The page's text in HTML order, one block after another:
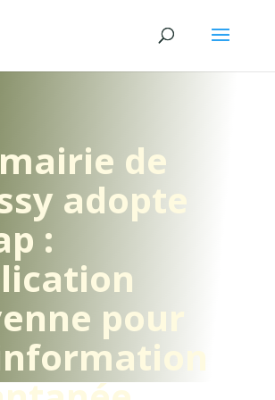
mairie de
adopte
:
pour